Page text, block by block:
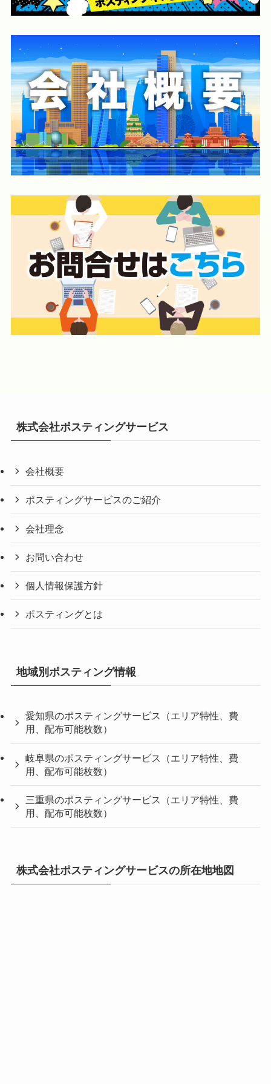
株式会社ポスティングサービス
会社概要
ポスティングサービスのご紹介
会社理念
お問い合わせ
個人情報保護方針
ポスティングとは
地域別ポスティング情報
愛知県のポスティングサービス（エリア特性、費
用、配布可能枚数）
岐阜県のポスティングサービス（エリア特性、費
用、配布可能枚数）
三重県のポスティングサービス（エリア特性、費
用、配布可能枚数）
株式会社ポスティングサービスの所在地地図